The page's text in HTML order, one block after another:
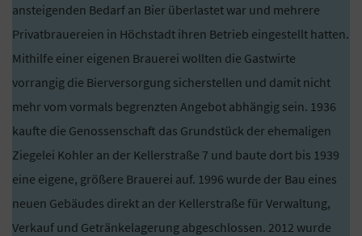
ansteigenden Bedarf an Bier überlastet war und mehrere
Privatbrauereien in Höchstadt ihren Betrieb eingestellt hatten.
Mithilfe einer eigenen Brauerei wollten die Gastwirte
vorrangig die Bierversorgung sicherstellen und damit nicht
mehr vom vormals begrenzten Angebot abhängig sein. 1936
kaufte die Genossenschaft das Grundstück der ehemaligen
Ziegelei Kohler an der Kellerstraße 7 und baute dort bis 1939
eine eigene, größere Brauerei auf. 1996 wurde der Bau eines
neuen Gebäudes direkt an der Kellerstraße für Verwaltung,
Verkauf und Getränkelagerung abgeschlossen. 2012 wurde